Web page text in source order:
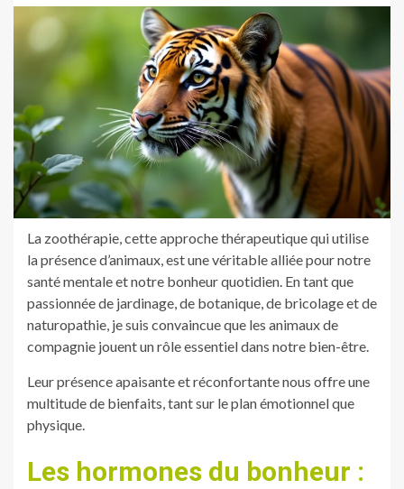
La zoothérapie, cette approche thérapeutique qui utilise
la présence d’animaux, est une véritable alliée pour notre
santé mentale et notre bonheur quotidien. En tant que
passionnée de jardinage, de botanique, de bricolage et de
naturopathie, je suis convaincue que les animaux de
compagnie jouent un rôle essentiel dans notre bien-être.
Leur présence apaisante et réconfortante nous offre une
multitude de bienfaits, tant sur le plan émotionnel que
physique.
Les hormones du bonheur :